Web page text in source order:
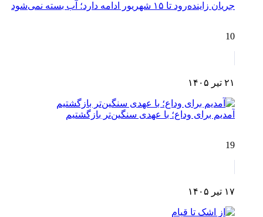
جریان زاینده‌رود تا ۱۵ شهریور ادامه دارد؛ آب بسته نمی‌شود
10
۲۱ تیر ۱۴۰۵
آمدیم برای وداع؛ با عهدی سنگین‌تر بازگشتیم
19
۱۷ تیر ۱۴۰۵